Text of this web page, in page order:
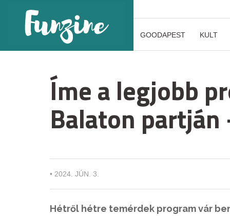
GOODAPEST KULT
Íme a legjobb
Balaton
• 2024. JÚN. 3.
Hétről hétre temérdek program vár